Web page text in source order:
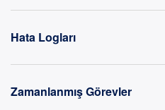
Hata Logları
Zamanlanmış Görevler